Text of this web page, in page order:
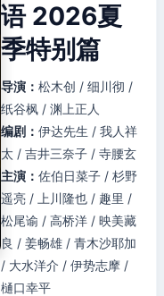
语 2026夏
季特别篇
导演： 松木创 / 细川彻 /
纸谷枫 / 渊上正人
编剧： 伊达先生 / 我人祥
太 / 吉井三奈子 / 寺腰玄
主演： 佐伯日菜子 / 杉野
遥亮 / 上川隆也 / 趣里 /
松尾谕 / 高桥洋 / 映美藏
良 / 姜畅雄 / 青木沙耶加
/ 大水洋介 / 伊势志摩 /
樋口幸平